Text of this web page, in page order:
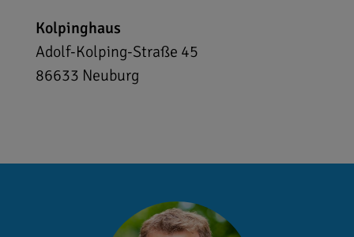
Kolpinghaus
Adolf-Kolping-Straße 45
86633 Neuburg